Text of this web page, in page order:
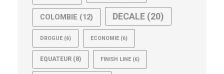
COLOMBIE (12) DECALE (20)
DROGUE (6) ECONOMIE (6)
EQUATEUR (8) FINISH LINE (6)